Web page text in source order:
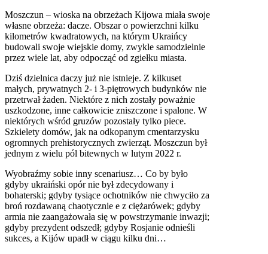
Moszczun – wioska na obrzeżach Kijowa miała swoje
własne obrzeża: dacze. Obszar o powierzchni kilku
kilometrów kwadratowych, na którym Ukraińcy
budowali swoje wiejskie domy, zwykle samodzielnie
przez wiele lat, aby odpocząć od zgiełku miasta.
Dziś dzielnica daczy już nie istnieje. Z kilkuset
małych, prywatnych 2- i 3-piętrowych budynków nie
przetrwał żaden. Niektóre z nich zostały poważnie
uszkodzone, inne całkowicie zniszczone i spalone. W
niektórych wśród gruzów pozostały tylko piece.
Szkielety domów, jak na odkopanym cmentarzysku
ogromnych prehistorycznych zwierząt. Moszczun był
jednym z wielu pól bitewnych w lutym 2022 r.
Wyobraźmy sobie inny scenariusz… Co by było
gdyby ukraiński opór nie był zdecydowany i
bohaterski; gdyby tysiące ochotników nie chwyciło za
broń rozdawaną chaotycznie e z ciężarówek; gdyby
armia nie zaangażowała się w powstrzymanie inwazji;
gdyby prezydent odszedł; gdyby Rosjanie odnieśli
sukces, a Kijów upadł w ciągu kilku dni…